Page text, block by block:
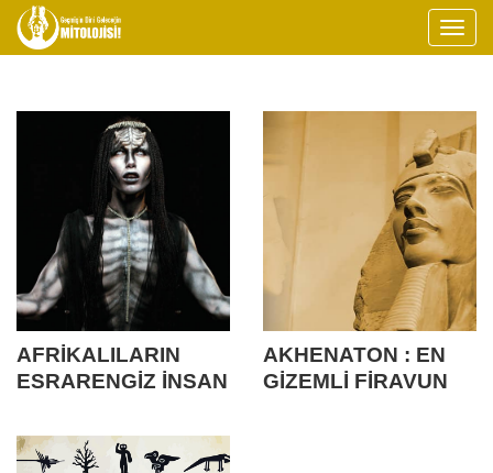
AFRİKALILARIN
ESRARENGİZ İNSAN
AKHENATON : EN
GİZEMLİ FİRAVUN